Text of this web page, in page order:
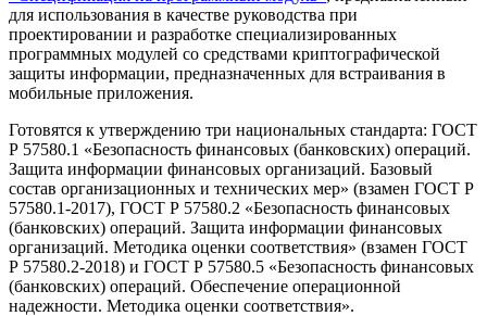
для использования в качестве руководства при
проектировании и разработке специализированных
программных модулей со средствами криптографической
защиты информации, предназначенных для встраивания в
мобильные приложения.
Готовятся к утверждению три национальных стандарта: ГОСТ
Р 57580.1 «Безопасность финансовых (банковских) операций.
Защита информации финансовых организаций. Базовый
состав организационных и технических мер» (взамен ГОСТ Р
57580.1-2017), ГОСТ Р 57580.2 «Безопасность финансовых
(банковских) операций. Защита информации финансовых
организаций. Методика оценки соответствия» (взамен ГОСТ
Р 57580.2-2018) и ГОСТ Р 57580.5 «Безопасность финансовых
(банковских) операций. Обеспечение операционной
надежности. Методика оценки соответствия».